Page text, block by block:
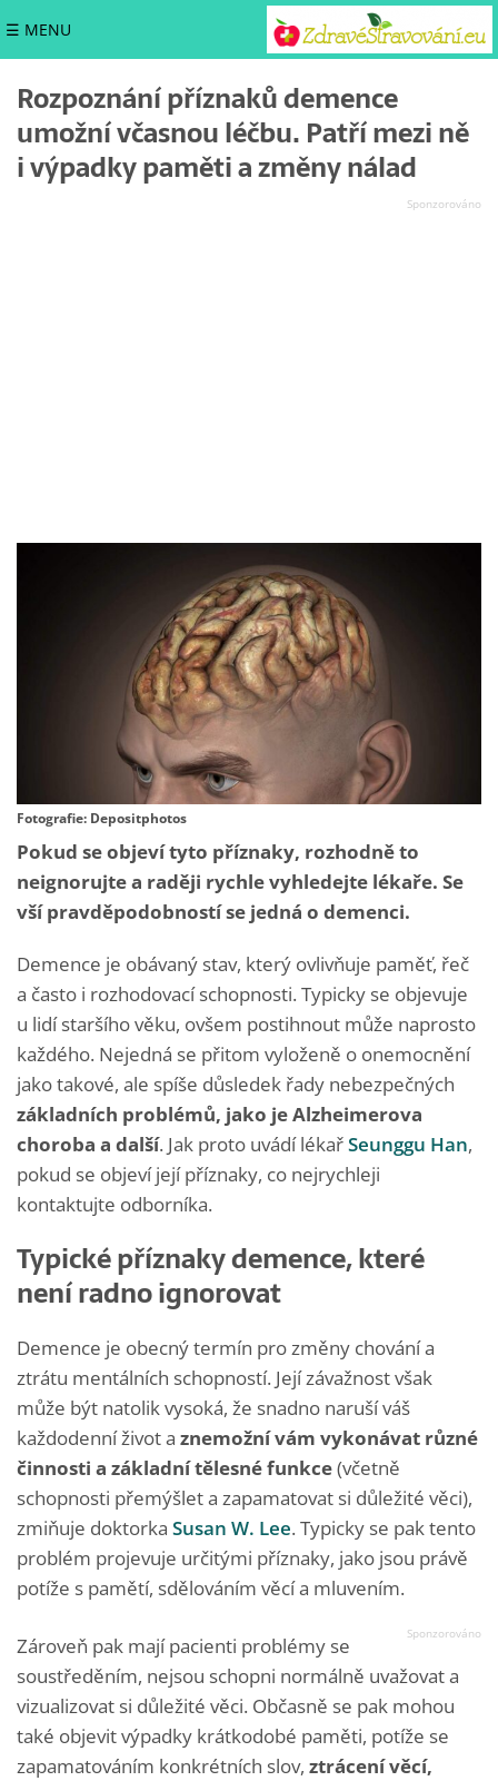
☰ MENU
Rozpoznání příznaků demence
umožní včasnou léčbu. Patří mezi ně
i výpadky paměti a změny nálad
Fotografie: Depositphotos
Pokud se objeví tyto příznaky, rozhodně to
neignorujte a raději rychle vyhledejte lékaře. Se
vší pravděpodobností se jedná o demenci.
Demence je obávaný stav, který ovlivňuje paměť, řeč
a často i rozhodovací schopnosti. Typicky se objevuje
u lidí staršího věku, ovšem postihnout může naprosto
každého. Nejedná se přitom vyloženě o onemocnění
jako takové, ale spíše důsledek řady nebezpečných
základních problémů, jako je Alzheimerova
choroba a další. Jak proto uvádí lékařSeunggu Han,
pokud se objeví její příznaky, co nejrychleji
kontaktujte odborníka.
Typické příznaky demence, které
není radno ignorovat
Demence je obecný termín pro změny chování a
ztrátu mentálních schopností. Její závažnost však
může být natolik vysoká, že snadno naruší váš
každodenní život a znemožní vám vykonávat různé
činnosti a základní tělesné funkce(včetně
schopnosti přemýšlet a zapamatovat si důležité věci),
zmiňuje doktorka Susan W. Lee. Typicky se pak tento
problém projevuje určitými příznaky, jako jsou právě
potíže s pamětí, sdělováním věcí a mluvením.
Zároveň pak mají pacienti problémy se
soustředěním, nejsou schopni normálně uvažovat a
vizualizovat si důležité věci. Občasně se pak mohou
také objevit výpadky krátkodobé paměti, potíže se
zapamatováním konkrétních slov, ztrácení věcí,